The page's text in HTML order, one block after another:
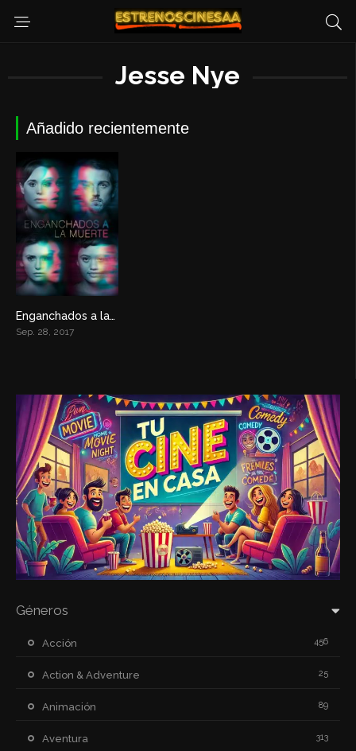
Jesse Nye
Añadido recientemente
5.2Enganchados a la muerte
Sep. 28, 2017
Géneros
Acción 456
Action & Adventure 25
Animación 89
Aventura 313